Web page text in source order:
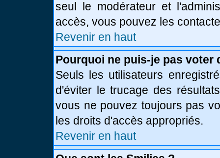
seul le modérateur et
accès, vous pouvez les
Revenir en haut
Pourquoi ne puis-je pas voter
Seuls les utilisateurs
d'éviter le trucage des
vous ne pouvez toujours pas
les droits d'accès appropriés.
Revenir en haut